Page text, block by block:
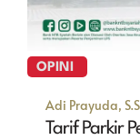
OPINI
Adi Prayuda,
Tarif Parkir